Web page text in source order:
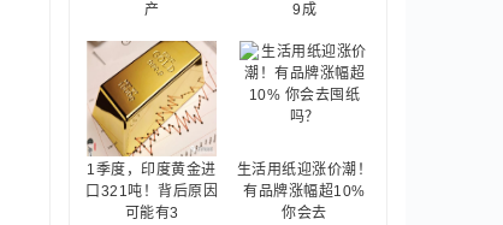
产
9成
1季度，印度黄金进
口321吨！背后原因
可能有3
生活用纸迎涨价潮！
有品牌涨幅超10%
你会去